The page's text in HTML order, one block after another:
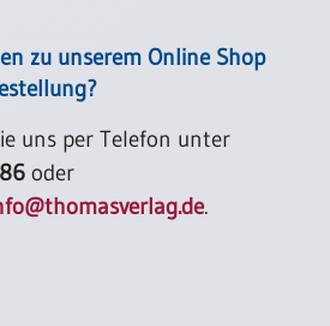
zu unserem Online Shop
uns per Telefon unter
oder
.